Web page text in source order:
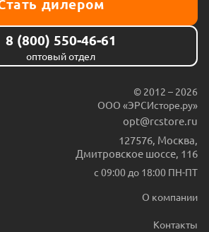
дилером
8 (800) 550-46-61
оптовый отдел
© 2012 – 2026
ООО «ЭРСИсторе.ру»
opt@rcstore.ru
127576 Москва
Дмитровское шоссе, 116
с 09:00 до 18:00 ПН-ПТ
О компании
Контакты